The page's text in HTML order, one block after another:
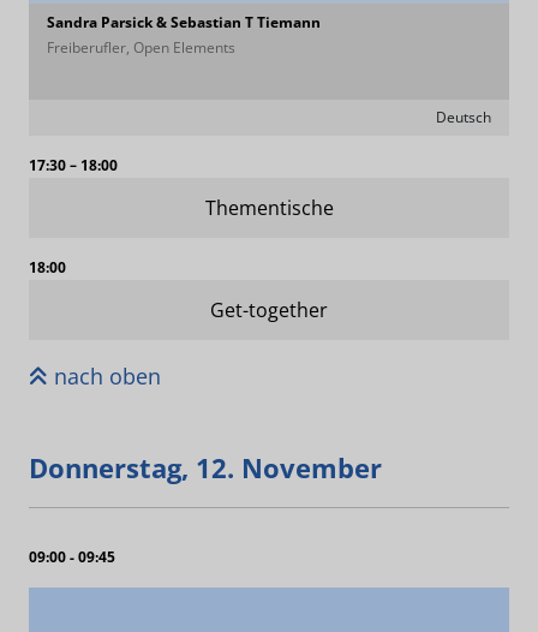
Sandra Parsick & Sebastian T Tiemann
Freiberufler, Open Elements
Deutsch
17:30 – 18:00
Thementische
18:00
Get-together
nach oben
Donnerstag, 12. November
09:00 - 09:45